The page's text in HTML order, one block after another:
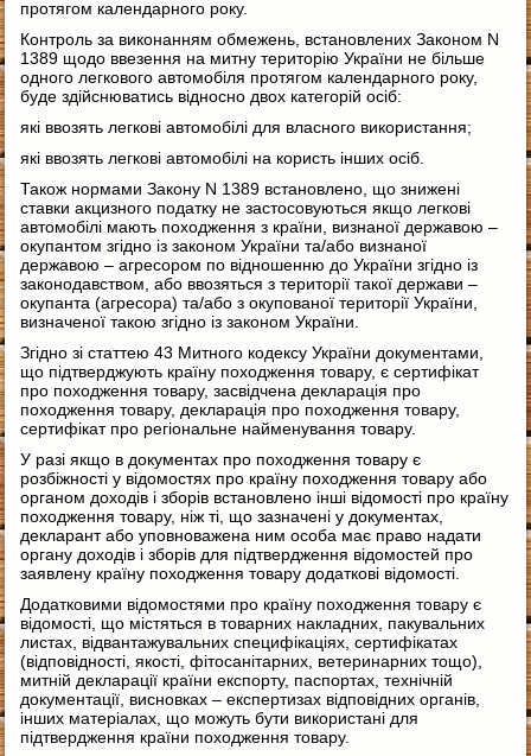
протягом календарного року.
Контроль за виконанням обмежень, встановлених Законом N
1389 щодо ввезення на митну територію України не більше
одного легкового автомобіля протягом календарного року,
буде здійснюватись відносно двох категорій осіб:
які ввозять легкові автомобілі для власного використання;
які ввозять легкові автомобілі на користь інших осіб.
Також нормами Закону N 1389 встановлено, що знижені
ставки акцизного податку не застосовуються якщо легкові
автомобілі мають походження з країни, визнаної державою –
окупантом згідно із законом України та/або визнаної
державою – агресором по відношенню до України згідно із
законодавством, або ввозяться з території такої держави –
окупанта (агресора) та/або з окупованої території України,
визначеної такою згідно із законом України.
Згідно зі статтею 43 Митного кодексу України документами,
що підтверджують країну походження товару, є сертифікат
про походження товару, засвідчена декларація про
походження товару, декларація про походження товару,
сертифікат про регіональне найменування товару.
У разі якщо в документах про походження товару є
розбіжності у відомостях про країну походження товару або
органом доходів і зборів встановлено інші відомості про країну
походження товару, ніж ті, що зазначені у документах,
декларант або уповноважена ним особа має право надати
органу доходів і зборів для підтвердження відомостей про
заявлену країну походження товару додаткові відомості.
Додатковими відомостями про країну походження товару є
відомості, що містяться в товарних накладних, пакувальних
листах, відвантажувальних специфікаціях, сертифікатах
(відповідності, якості, фітосанітарних, ветеринарних тощо),
митній декларації країни експорту, паспортах, технічній
документації, висновках – експертизах відповідних органів,
інших матеріалах, що можуть бути використані для
підтвердження країни походження товару.